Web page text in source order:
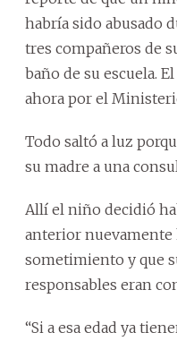
habría sido abusado
tres compañeros de
baño de su escuela.
ahora por el
Todo saltó a luz
su madre a una
Allí el niño decidió
anterior nuevamente
sometimiento y que
responsables eran
“Si a esa edad ya